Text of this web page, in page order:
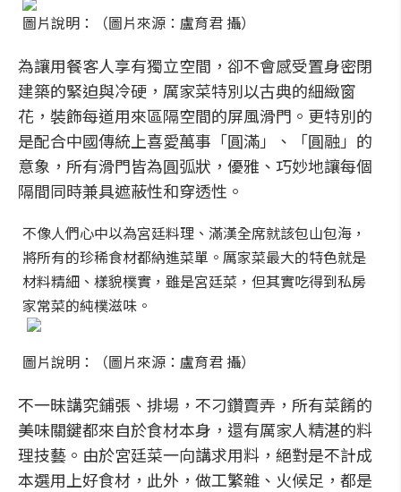
圖片說明：（圖片來源：盧育君 攝）
為讓用餐客人享有獨立空間，卻不會感受置身密閉
建築的緊迫與冷硬，厲家菜特別以古典的細緻窗
花，裝飾每道用來區隔空間的屏風滑門。更特別的
是配合中國傳統上喜愛萬事「圓滿」、「圓融」的
意象，所有滑門皆為圓弧狀，優雅、巧妙地讓每個
隔間同時兼具遮蔽性和穿透性。
不像人們心中以為宮廷料理、滿漢全席就該包山包海，
將所有的珍稀食材都納進菜單。厲家菜最大的特色就是
材料精細、樣貌樸實，雖是宮廷菜，但其實吃得到私房
家常菜的純樸滋味。
圖片說明：（圖片來源：盧育君 攝）
不一昧講究鋪張、排場，不刁鑽賣弄，所有菜餚的
美味關鍵都來自於食材本身，還有厲家人精湛的料
理技藝。由於宮廷菜一向講求用料，絕對是不計成
本選用上好食材，此外，做工繁雜、火候足，都是